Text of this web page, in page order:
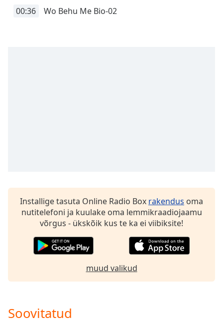
off,
selected
Picture-
Picture
Fullscreen
dialog
00:36 Wo Behu Me Bio-02
Installige tasuta Online Radio Box rakendus oma
nutitelefoni ja kuulake oma lemmikraadiojaamu
võrgus - ükskõik kus te ka ei viibiksite!
muud valikud
Soovitatud